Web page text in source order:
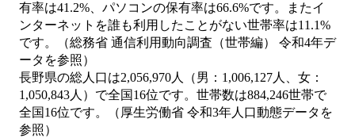
有率は41.2%、パソコンの保有率は66.6%です。またイ
ンターネットを誰も利用したことがない世帯率は11.1%
です。（総務省 通信利用動向調査（世帯編） 令和4年デ
ータを参照）
長野県の総人口は2,056,970人（男：1,006,127人、女：
1,050,843人）で全国16位です。世帯数は884,246世帯で
全国16位です。（厚生労働省 令和3年人口動態データを
参照）